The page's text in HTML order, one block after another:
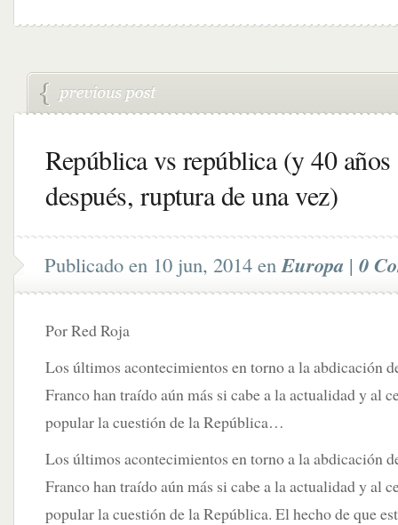
República vs república (y 40 años
después, ruptura de una vez)
Publicado en 10 jun, 2014 enEuropa | 0
Por Red Roja
Los últimos acontecimientos en torno a la abdicación
Franco han traído aún más si cabe a la actualidad y al
popular la cuestión de la República…
Los últimos acontecimientos en torno a la abdicación
Franco han traído aún más si cabe a la actualidad y al
popular la cuestión de la República. El hecho de que